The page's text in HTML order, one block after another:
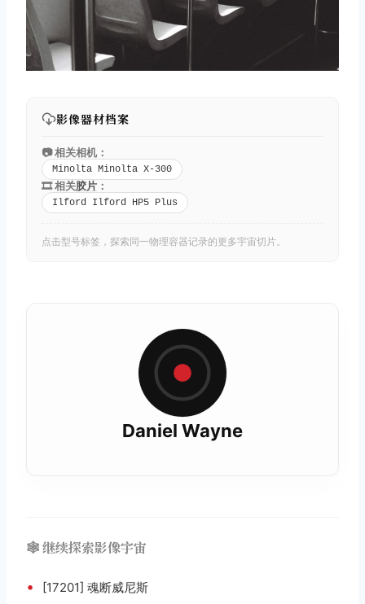
影像器材档案
📷 相关相机：
Minolta Minolta X-300
🎞️ 相关胶片 ：
Ilford Ilford HP5 Plus
点击型号标签，探索同一物理容器记录的更多宇宙切片。
Daniel Wayne
🕸️ 继续探索影像宇宙
• [17201] 魂断威尼斯